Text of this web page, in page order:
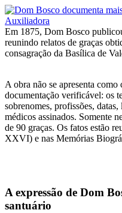
Em 1875, Dom Bosco
reunindo relatos de graças
consagração da Basílica de
A obra não se apresenta
documentação verificável: os
sobrenomes, profissões,
médicos assinados. Somente
de 90 graças. Os fatos estão
XXVI) e nas Memórias
A expressão de Dom
santuário